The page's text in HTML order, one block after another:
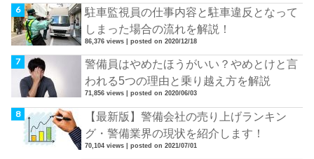
駐車監視員の仕事内容と駐車違反となって
しまった場合の流れを解説！
86,376 views |posted on 2020/12/18
警備員はやめたほうがいい？やめとけと言
われる5つの理由と乗り越え方を解説
71,856 views |posted on 2020/06/03
【最新版】警備会社の売り上げランキン
グ・警備業界の現状を紹介します！
70,104 views |posted on 2021/07/01